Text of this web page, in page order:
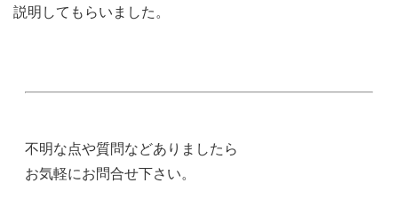
説明してもらいました。
不明な点や質問などありましたら
お気軽にお問合せ下さい。